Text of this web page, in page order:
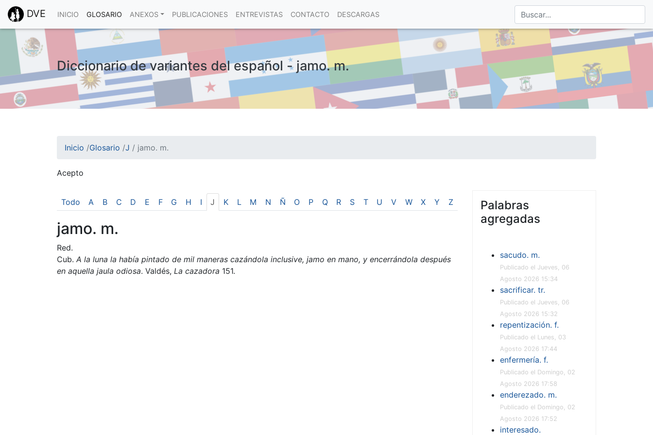
DVE INICIO GLOSARIO ANEXOS PUBLICACIONES ENTREVISTAS CONTACTO DESCARGAS
Diccionario de variantes del español - jamo. m.
Inicio /Glosario /J / jamo. m.
Acepto
Esto nos ayuda a recolectar estadísticas de las visitas.
Todo A B C D E F G H I J K L M N Ñ O P Q R S T U V W X Y Z
jamo. m.
Red.
Cub. A la luna la había pintado de mil maneras cazándola inclusive, jamo en mano, y encerrándola después
en aquella jaula odiosa. Valdés, La cazadora 151.
Palabras
agregadas
sacudo. m.
Publicado el Jueves, 06
Agosto 2026 15:34
sacrificar. tr.
Publicado el Jueves, 06
Agosto 2026 15:32
repentización. f.
Publicado el Lunes, 03
Agosto 2026 17:44
enfermería. f.
Publicado el Domingo, 02
Agosto 2026 17:58
enderezado. m.
Publicado el Domingo, 02
Agosto 2026 17:52
interesado.